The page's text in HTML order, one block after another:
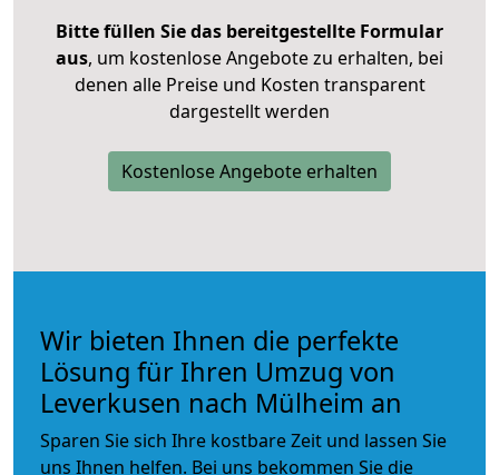
Bitte füllen Sie das bereitgestellte Formular
aus, um kostenlose Angebote zu erhalten, bei
denen alle Preise und Kosten transparent
dargestellt werden
Kostenlose Angebote erhalten
Wir bieten Ihnen die perfekte
Lösung für Ihren Umzug von
Leverkusen nach Mülheim an
Sparen Sie sich Ihre kostbare Zeit und lassen Sie
uns Ihnen helfen. Bei uns bekommen Sie die